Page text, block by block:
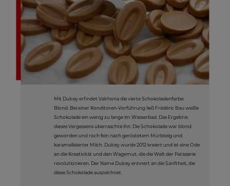
Mit Dulcey erfindet Valrhona die vierte Schokoladenfarbe:
Blond. Bei einer Konditoren-Vorführung ließ Frédéric Bau weiße
Schokolade ein wenig zu lange im Wasserbad. Das Ergebnis
dieses Vergessens überraschte ihn: Die Schokolade war blond
geworden und roch fein nach geröstetem Mürbteig und
karamellisierter Milch. Dulcey wurde 2012 kreiert und ist eine Ode
an die Kreativität und den Wagemut, die die Welt der Patisserie
revolutionieren. Der Name Dulcey erinnert an die Sanftheit, die
diese Schokolade auszeichnet.